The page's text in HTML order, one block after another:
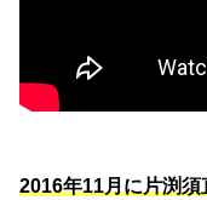
2016年11月に片渕